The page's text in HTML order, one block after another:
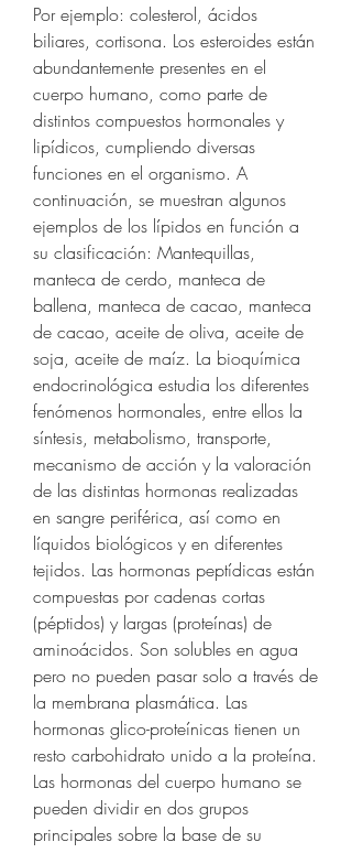
Por ejemplo: colesterol, ácidos
biliares, cortisona. Los esteroides están
abundantemente presentes en el
cuerpo humano, como parte de
distintos compuestos hormonales y
lipídicos, cumpliendo diversas
funciones en el organismo. A
continuación, se muestran algunos
ejemplos de los lípidos en función a
su clasificación: Mantequillas,
manteca de cerdo, manteca de
ballena, manteca de cacao, manteca
de cacao, aceite de oliva, aceite de
soja, aceite de maíz. La bioquímica
endocrinológica estudia los diferentes
fenómenos hormonales, entre ellos la
síntesis, metabolismo, transporte,
mecanismo de acción y la valoración
de las distintas hormonas realizadas
en sangre periférica, así como en
líquidos biológicos y en diferentes
tejidos. Las hormonas peptídicas están
compuestas por cadenas cortas
(péptidos) y largas (proteínas) de
aminoácidos. Son solubles en agua
pero no pueden pasar solo a través de
la membrana plasmática. Las
hormonas glico-proteínicas tienen un
resto carbohidrato unido a la proteína.
Las hormonas del cuerpo humano se
pueden dividir en dos grupos
principales sobre la base de su